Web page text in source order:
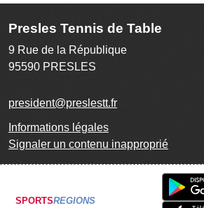
Presles Tennis de Table
9 Rue de la République
95590 PRESLES
president@preslestt.fr
Informations légales
Signaler un contenu inapproprié
SPORTSREGIONS